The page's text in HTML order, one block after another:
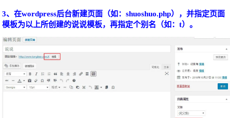
3、在wordpress后台新建页面（如：shuoshuo.php），并指定页面
模板为以上所创建的说说模板，再指定个别名（如：t）。